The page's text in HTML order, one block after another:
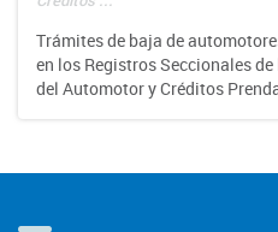
Trámites de baja de
en los Registros Seccionales
del Automotor y Créditos